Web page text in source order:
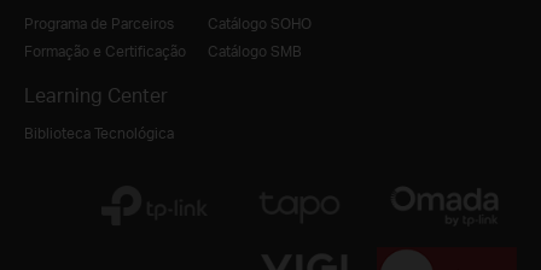
Programa de Parceiros
Formação e Certificação
Catálogo SOHO
Catálogo SMB
Learning Center
Biblioteca Tecnológica